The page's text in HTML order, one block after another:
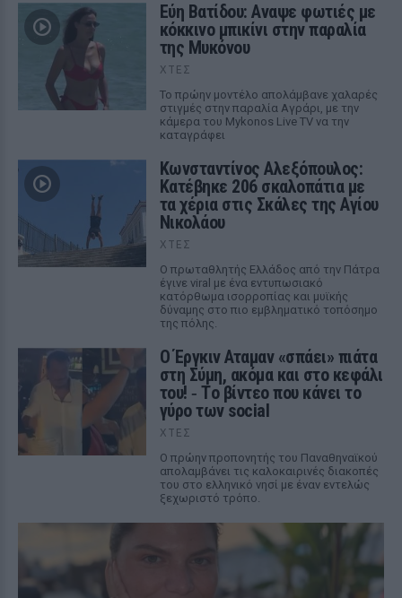
Εύη Βατίδου: Αναψε φωτιές με
κόκκινο μπικίνι στην παραλία
της Μυκόνου
ΧΤΕΣ
Το πρώην μοντέλο απολάμβανε χαλαρές
στιγμές στην παραλία Αγράρι, με την
κάμερα του Mykonos Live TV να την
καταγράφει
Κωνσταντίνος Αλεξόπουλος:
Κατέβηκε 206 σκαλοπάτια με
τα χέρια στις Σκάλες της Αγίου
Νικολάου
ΧΤΕΣ
Ο πρωταθλητής Ελλάδος από την Πάτρα
έγινε viral με ένα εντυπωσιακό
κατόρθωμα ισορροπίας και μυϊκής
δύναμης στο πιο εμβληματικό τοπόσημο
της πόλης.
Ο Έργκιν Αταμαν «σπάει» πιάτα
στη Σύμη, ακόμα και στο κεφάλι
του! ‑ Tο βίντεο που κάνει το
γύρο των social
ΧΤΕΣ
Ο πρώην προπονητής του Παναθηναϊκού
απολαμβάνει τις καλοκαιρινές διακοπές
του στο ελληνικό νησί με έναν εντελώς
ξεχωριστό τρόπο.